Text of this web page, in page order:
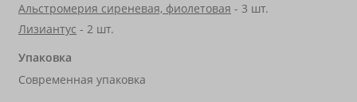
Альстромерия сиреневая, фиолетовая - 3 шт.
Лизиантус - 2 шт.
Упаковка
Современная упаковка